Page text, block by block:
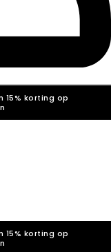
15% korting op
win stemmen.
15% korting op